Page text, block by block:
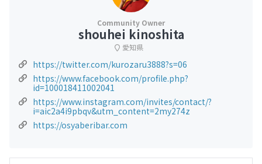
shouhei kinoshita
愛知県
https://twitter.com/kurozaru3888?s=06
https://www.facebook.com/profile.php?
id=100018411002041
https://www.instagram.com/invites/contact/?
i=aic2a4i9pbqv&utm_content=2my274z
https://osyaberibar.com